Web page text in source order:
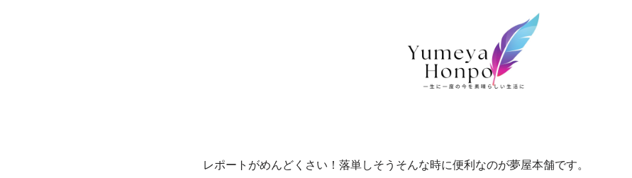
レポートがめんどくさい！落単しそうそんな時に便利なのが夢屋本舗です。